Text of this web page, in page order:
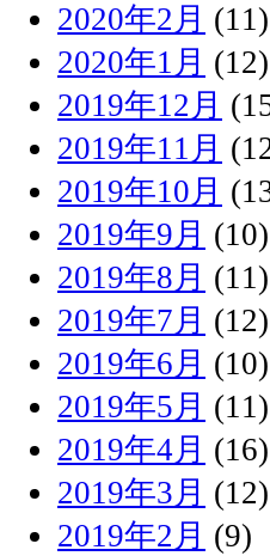
2020年2月 (11)
2020年1月 (12)
2019年12月
2019年11月
2019年10月
2019年9月 (10)
2019年8月 (11)
2019年7月 (12)
2019年6月 (10)
2019年5月 (11)
2019年4月 (16)
2019年3月 (12)
2019年2月 (9)